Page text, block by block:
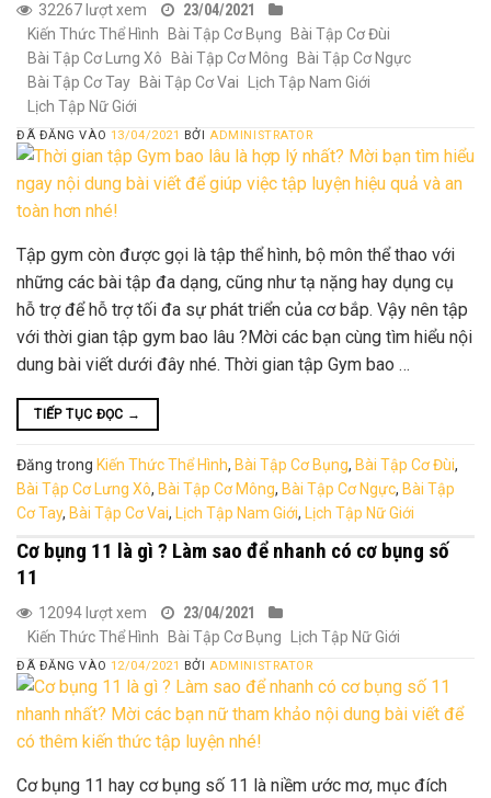
32267 lượt xem
23/04/2021
Kiến Thức Thể Hình
Bài Tập Cơ Bụng
Bài Tập Cơ Đùi
Bài Tập Cơ Lưng Xô
Bài Tập Cơ Mông
Bài Tập Cơ Ngực
Bài Tập Cơ Tay
Bài Tập Cơ Vai
Lịch Tập Nam Giới
Lịch Tập Nữ Giới
ĐÃ ĐĂNG VÀO 13/04/2021 BỞIADMINISTRATOR
Tập gym còn được gọi là tập thể hình, bộ môn thể thao với
những các bài tập đa dạng, cũng như tạ nặng hay dụng cụ
hỗ trợ để hỗ trợ tối đa sự phát triển của cơ bắp. Vậy nên tập
với thời gian tập gym bao lâu ?Mời các bạn cùng tìm hiểu nội
dung bài viết dưới đây nhé. Thời gian tập Gym bao …
TIẾP TỤC ĐỌC →
Đăng trong Kiến Thức Thể Hình, Bài Tập Cơ Bụng, Bài Tập Cơ Đùi,
Bài Tập Cơ Lưng Xô, Bài Tập Cơ Mông, Bài Tập Cơ Ngực, Bài Tập
Cơ Tay, Bài Tập Cơ Vai, Lịch Tập Nam Giới, Lịch Tập Nữ Giới
Cơ bụng 11 là gì ? Làm sao để nhanh có cơ bụng số
11
12094 lượt xem
23/04/2021
Kiến Thức Thể Hình
Bài Tập Cơ Bụng Lịch Tập Nữ Giới
ĐÃ ĐĂNG VÀO 12/04/2021 BỞIADMINISTRATOR
Cơ bụng 11 hay cơ bụng số 11 là niềm ước mơ, mục đích